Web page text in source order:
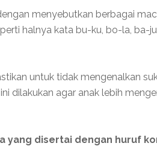
menyebutkan berbagai
halnya kata bu-ku, bo-la, ba-
untuk tidak mengenalkan
dilakukan agar anak lebih
yang disertai dengan huruf